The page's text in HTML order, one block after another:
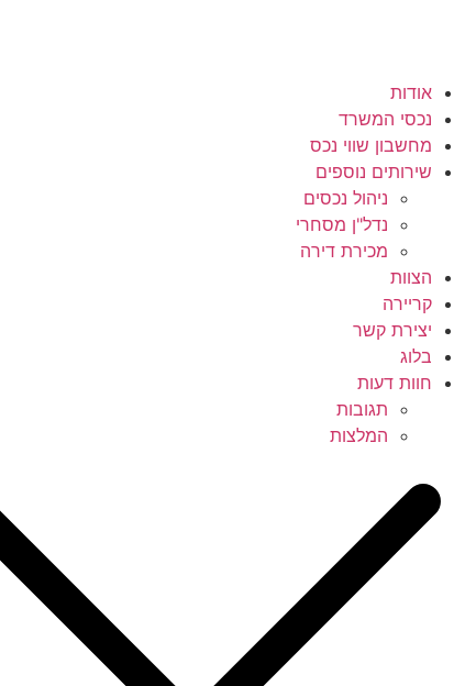
אודות
נכסי המשרד
מחשבון שווי נכס
שירותים נוספים
ניהול נכסים
נדל"ן מסחרי
מכירת דירה
הצוות
קריירה
יצירת קשר
בלוג
חוות דעות
תגובות
המלצות